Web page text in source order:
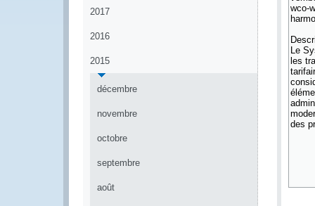
2017
2016
2015
décembre
novembre
octobre
septembre
août